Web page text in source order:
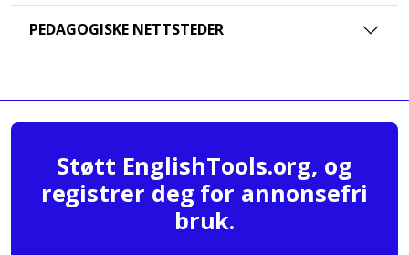
PEDAGOGISKE NETTSTEDER
Støtt EnglishTools.org, og
registrer deg for annonsefri
bruk.